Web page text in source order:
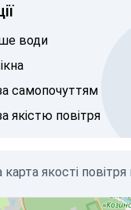
води
самопочуттям
якістю повітря
якості повітря